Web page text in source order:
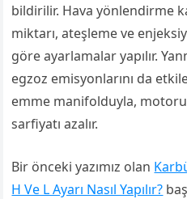
bildirilir. Hava yönlendirme
miktarı, ateşleme ve
göre ayarlamalar yapılır.
egzoz emisyonlarını da
emme manifolduyla,
sarfiyatı azalır.
Bir önceki yazımız olan
H Ve L Ayarı Nasıl Yapılır?